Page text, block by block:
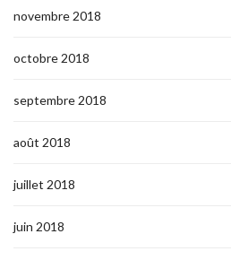
novembre 2018
octobre 2018
septembre 2018
août 2018
juillet 2018
juin 2018